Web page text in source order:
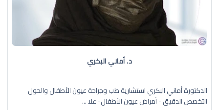
د. أماني البكري
الدكتورة أماني البكري استشارية طب وجراحة عيون الأطفال والحول
التخصص الدقيق - أمراض عيون الأطفال- علا ...